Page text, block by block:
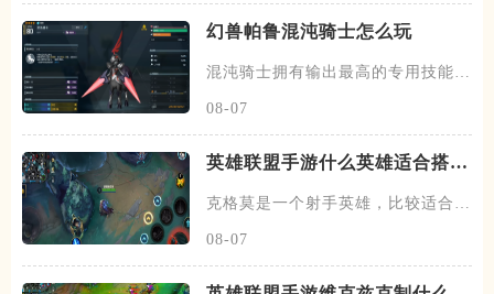
幻兽帕鲁混沌骑士怎么玩
混沌骑士拥有输出最高的专用技能双
08-07
英雄联盟手游什么英雄适合搭配
克格莫是一个射手英雄，比较适合走
08-07